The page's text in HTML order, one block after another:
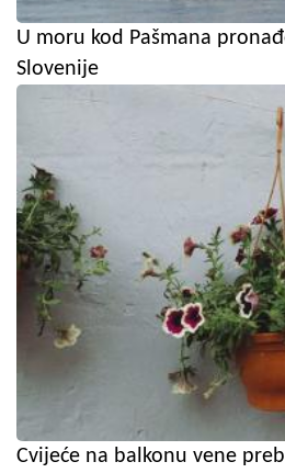
U moru kod Pašmana
Slovenije
Cvijeće na balkonu vene